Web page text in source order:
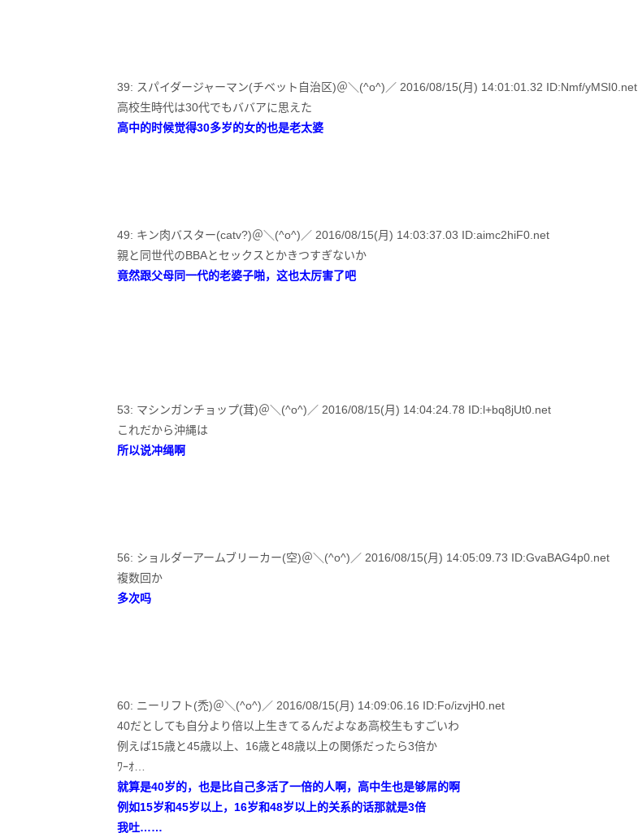
39: スパイダージャーマン(チベット自治区)＠＼(^o^)／ 2016/08/15(月) 14:01:01.32 ID:Nmf/yMSI0.net
高校生時代は30代でもババアに思えた
高中的时候觉得30多岁的女的也是老太婆
49: キン肉バスター(catv?)＠＼(^o^)／ 2016/08/15(月) 14:03:37.03 ID:aimc2hiF0.net
親と同世代のBBAとセックスとかきつすぎないか
竟然跟父母同一代的老婆子啪，这也太厉害了吧
53: マシンガンチョップ(茸)＠＼(^o^)／ 2016/08/15(月) 14:04:24.78 ID:l+bq8jUt0.net
これだから沖縄は
所以说冲绳啊
56: ショルダーアームブリーカー(空)＠＼(^o^)／ 2016/08/15(月) 14:05:09.73 ID:GvaBAG4p0.net
複数回か
多次吗
60: ニーリフト(禿)＠＼(^o^)／ 2016/08/15(月) 14:09:06.16 ID:Fo/izvjH0.net
40だとしても自分より倍以上生きてるんだよなあ高校生もすごいわ
例えば15歳と45歳以上、16歳と48歳以上の関係だったら3倍か
ﾜｰｵ…
就算是40岁的，也是比自己多活了一倍的人啊，高中生也是够屌的啊
例如15岁和45岁以上，16岁和48岁以上的关系的话那就是3倍
我吐……